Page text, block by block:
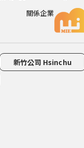
關係企業
新竹公司 Hsinchu